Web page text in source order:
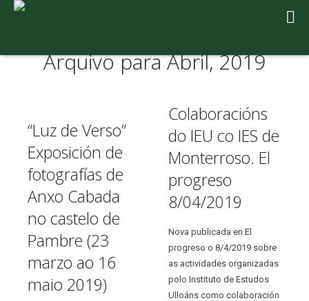
Arquivo para Abril, 2019
“Luz de Verso”
Exposición de
fotografías de
Anxo Cabada
no castelo de
Pambre (23
marzo ao 16
maio 2019)
Colaboracións
do IEU co IES de
Monterroso. El
progreso
8/04/2019
Nova publicada en El
progreso o 8/4/2019 sobre
as actividades organizadas
polo Instituto de Estudos
Ulloáns como colaboración